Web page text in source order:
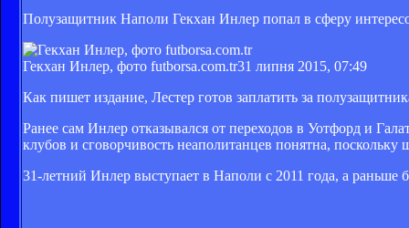
Полузащитник Наполи Гекхан Инлер попал в сферу
Гекхан Инлер, фото futborsa.com.tr31 липня 2015, 07:49
Как пишет издание, Лестер готов заплатить за
Ранее сам Инлер отказывался от переходов в Уотфорд и
клубов и сговорчивость неаполитанцев понятна,
31-летний Инлер выступает в Наполи с 2011 года, а раньше